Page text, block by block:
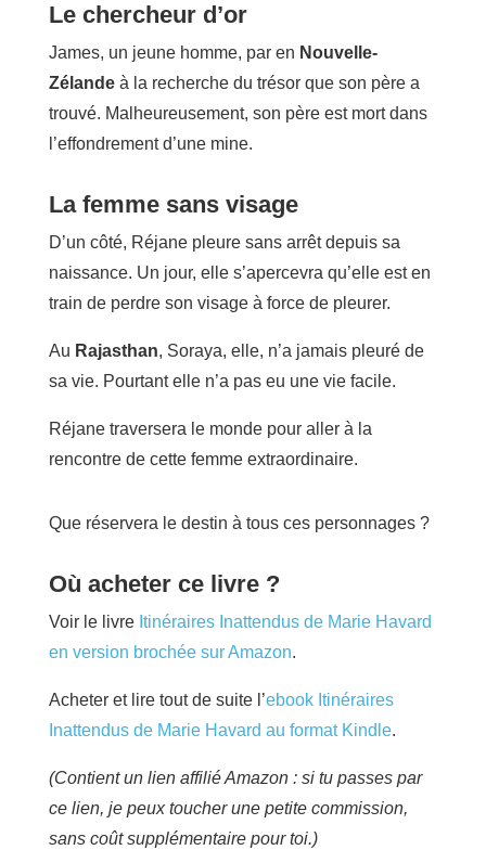
Le chercheur d’or
James, un jeune homme, par en Nouvelle-
Zélandeà la recherche du trésor que son père a
trouvé. Malheureusement, son père est mort dans
l’effondrement d’une mine.
La femme sans visage
D’un côté, Réjane pleure sans arrêt depuis sa
naissance. Un jour, elle s’apercevra qu’elle est en
train de perdre son visage à force de pleurer.
Au Rajasthan, Soraya, elle, n’a jamais pleuré de
sa vie. Pourtant elle n’a pas eu une vie facile.
Réjane traversera le monde pour aller à la
rencontre de cette femme extraordinaire.
Que réservera le destin à tous ces personnages ?
Où acheter ce livre ?
Voir le livre Itinéraires Inattendus de Marie Havard
en version brochée sur Amazon.
Acheter et lire tout de suite l’ebook Itinéraires
Inattendus de Marie Havard au format Kindle.
(Contient un lien affilié Amazon : si tu passes par
ce lien, je peux toucher une petite commission,
sans coût supplémentaire pour toi.)